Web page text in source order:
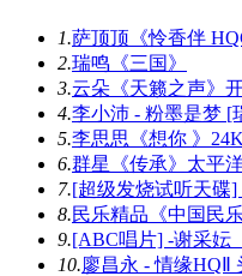
1.萨顶顶《怜香伴
2.瑞鸣《三国》
3.云朵《天籁之声》
4.李小沛 - 粉墨是梦 [
5.李思思《想你 》
6.群星《传承》太平
7.[超级发烧试听天碟
8.民乐精品《中国民
9.[ABC唱片] -谢采妘
10. 廖昌永 - 情缘HQⅡ